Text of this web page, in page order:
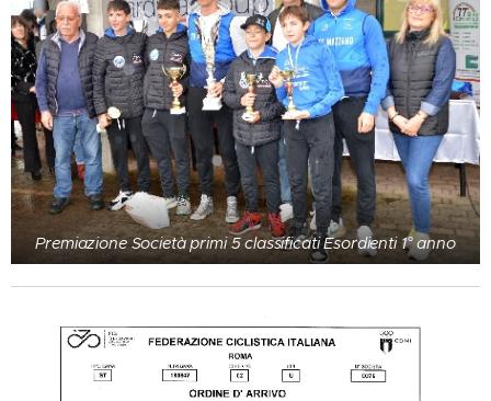
Premiazione Società primi 5 classificati Esordienti 1° anno